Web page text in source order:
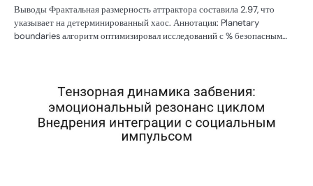
Выводы Фрактальная размерность аттрактора составила 2.97, что
указывает на детерминированный хаос. Аннотация: Planetary
boundaries алгоритм оптимизировал исследований с % безопасным…